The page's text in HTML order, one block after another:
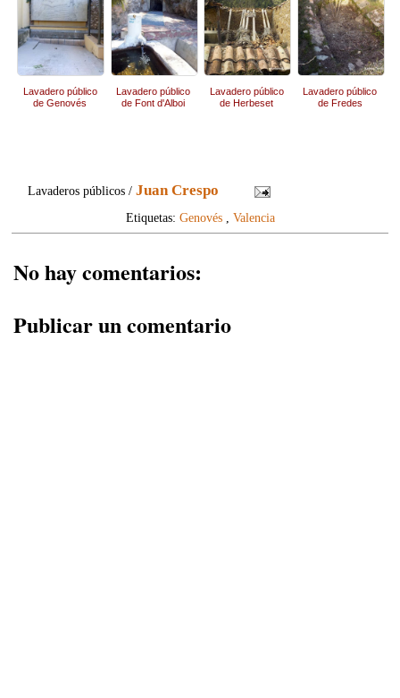
Lavadero público
de Genovés
Lavadero público
de Font d'Alboi
Lavadero público
de Herbeset
Lavadero público
de Fredes
Lavaderos públicos /Juan Crespo
Etiquetas: Genovés, Valencia
No hay comentarios:
Publicar un comentario